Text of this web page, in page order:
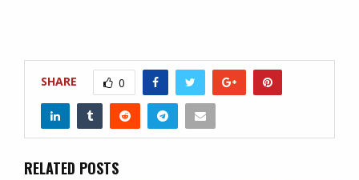
SHARE 0
RELATED POSTS